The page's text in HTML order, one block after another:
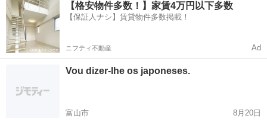
Я мужчина из Японии. Есл...【格安物件多数！】家賃4万円以下多数
【保証人ナシ】賃貸物件多数掲載！
ニフティ不動産 Ad
Vou dizer-lhe os japoneses.
富山市
8月20日